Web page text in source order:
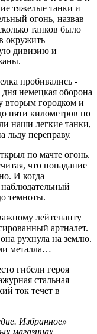
тяжелые танки и
огонь, назвав
танков было
окружить
дивизию и
пробивались
немецкая оборона
вторым городком и
пяти километров по
наши легкие танки,
льду переправу.
по мачте огонь.
что попадание
И когда
темноты.
лейтенанту
артналет.
рухнула на землю.
металла…
гибели героя
стальная
ток течет в
Избранное»